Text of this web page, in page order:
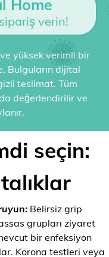
Home
verin!
ve yüksek verimli bir
Bulguların dijital
teslimat. Tüm
değerlendirilir ve
seçin:
Belirsiz grip
grupları ziyaret
bir enfeksiyon
Korona testleri veya